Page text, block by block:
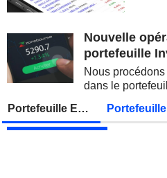
AMRIZE AG
JBS N.V.
GEA GROUP AG
Lundi 10 août 2026
VIEL & CIE
semi-
Nouvelle
portefeuille
Nous
dans le
Portefeuille Europe